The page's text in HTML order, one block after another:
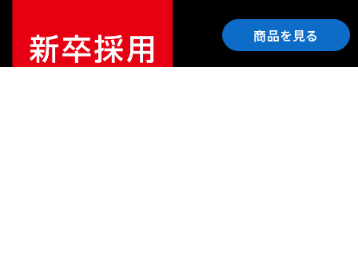
商品を見る